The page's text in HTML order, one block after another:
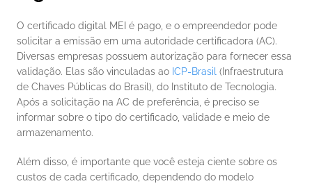
O certificado digital MEI é pago, e o empreendedor pode
solicitar a emissão em uma autoridade certificadora (AC).
Diversas empresas possuem autorização para fornecer essa
validação. Elas são vinculadas ao ICP-Brasil (Infraestrutura
de Chaves Públicas do Brasil), do Instituto de Tecnologia.
Após a solicitação na AC de preferência, é preciso se
informar sobre o tipo do certificado, validade e meio de
armazenamento.
Além disso, é importante que você esteja ciente sobre os
custos de cada certificado, dependendo do modelo